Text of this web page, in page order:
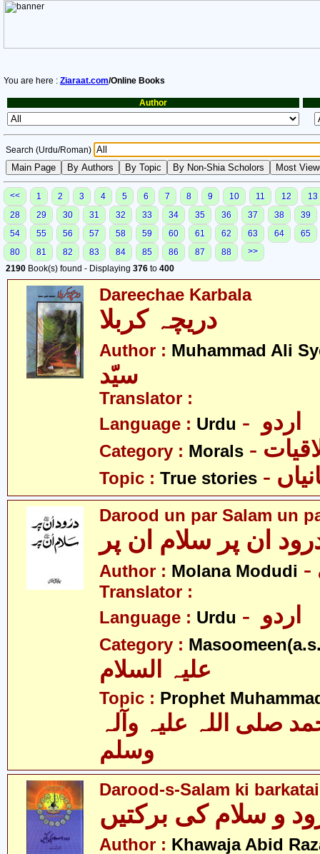
You are here : Ziaraat.com/Online Books
Author
Search (Urdu/Roman)
<< 1 2 3 4 5 6 7 8 9 10 11 12
13
28
29 30 31 32 33 34 35 36 37 38
39
54
55 56 57 58 59 60 61 62 63 64
65
80
81 82 83 84 85 86 87 88
>>
2190 Book(s) found - Displaying 376 to 400
Dareechae Karbala
Author : Muhammad Ali
سیّد
Translator :
Language : Urdu
Category : Morals
Topic : True stories
Darood un par Salam un
ان پر سلام ان پر
Author : Molana Modudi
Translator :
Language : Urdu
Category :
Topic : Prophet
صلی اللہ علیہ وآلہ
وسلم
Darood-s-Salam ki
Author : Khawaja Abid